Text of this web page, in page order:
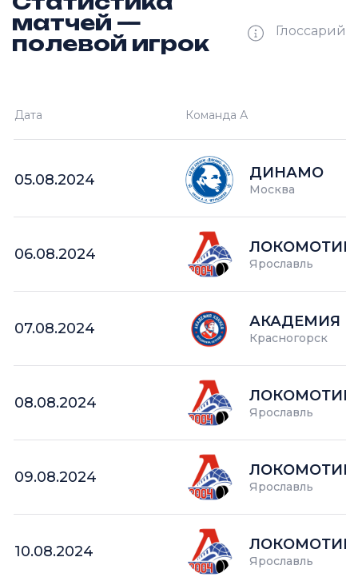
матчей —
полевой игрок
Глоссарий
кол-во очков в турнире
Дата Команда А
05.08.2024 ДИНАМО
Москва
06.08.2024 ЛОКОМОТИВ
Ярославль
07.08.2024 АКАДЕМИЯ
Красногорск
08.08.2024 ЛОКОМОТИВ
Ярославль
09.08.2024 ЛОКОМОТИВ
Ярославль
10.08.2024 ЛОКОМОТИВ
Ярославль